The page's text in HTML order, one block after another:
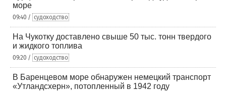
море
09:40 / судоходство
На Чукотку доставлено свыше 50 тыс. тонн твердого
и жидкого топлива
09:20 / судоходство
В Баренцевом море обнаружен немецкий транспорт
«Утландсхерн», потопленный в 1942 году